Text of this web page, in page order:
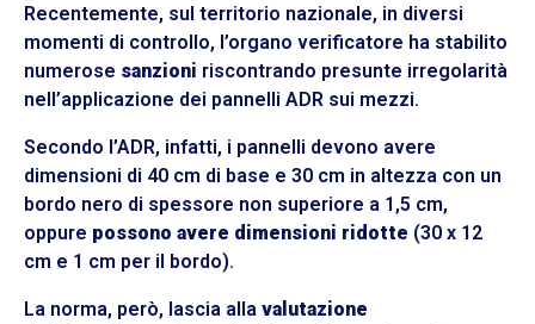
Recentemente, sul territorio nazionale, in diversi
momenti di controllo, l’organo verificatore ha stabilito
numerose sanzioni riscontrando presunte irregolarità
nell’applicazione dei pannelli ADR sui mezzi.
Secondo l’ADR, infatti, i pannelli devono avere
dimensioni di 40 cm di base e 30 cm in altezza con un
bordo nero di spessore non superiore a 1,5 cm,
oppure possono avere dimensioni ridotte (30 x 12
cm e 1 cm per il bordo).
La norma, però, lascia alla valutazione